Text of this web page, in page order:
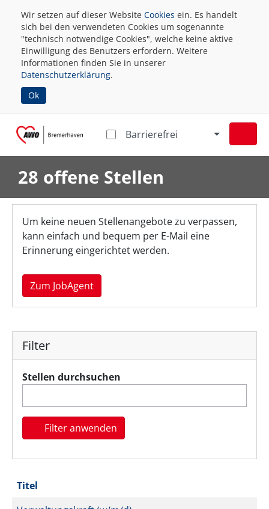
Wir setzen auf dieser Website Cookies ein. Es handelt
sich bei den verwendeten Cookies um sogenannte
"technisch notwendige Cookies", welche keine aktive
Einwilligung des Benutzers erfordern. Weitere
Informationen finden Sie in unserer
Datenschutzerklärung.
Ok
Barrierefrei
28 offene Stellen
Um keine neuen Stellenangebote zu verpassen,
kann einfach und bequem per E-Mail eine
Erinnerung eingerichtet werden.
Zum JobAgent
Filter
Stellen durchsuchen
Filter anwenden
Titel